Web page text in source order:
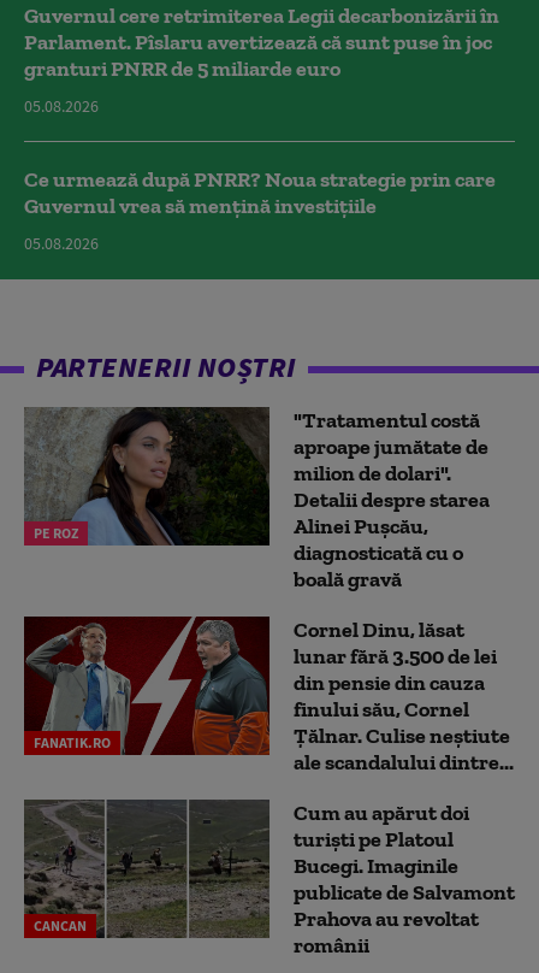
Guvernul cere retrimiterea Legii decarbonizării în
Parlament. Pîslaru avertizează că sunt puse în joc
granturi PNRR de 5 miliarde euro
05.08.2026
Ce urmează după PNRR? Noua strategie prin care
Guvernul vrea să mențină investițiile
05.08.2026
PARTENERII NOȘTRI
PE ROZ
"Tratamentul costă
aproape jumătate de
milion de dolari".
Detalii despre starea
Alinei Pușcău,
diagnosticată cu o
boală gravă
FANATIK.RO
Cornel Dinu, lăsat
lunar fără 3.500 de lei
din pensie din cauza
finului său, Cornel
Țălnar. Culise neștiute
ale scandalului dintre...
CANCAN
Cum au apărut doi
turiști pe Platoul
Bucegi. Imaginile
publicate de Salvamont
Prahova au revoltat
românii